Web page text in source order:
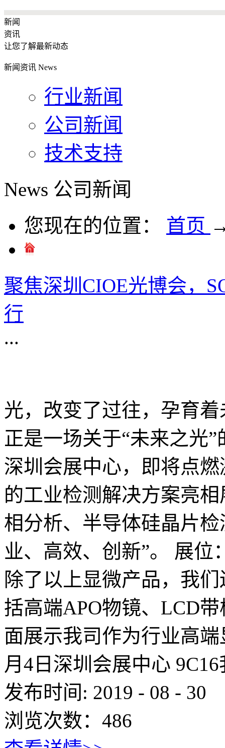
新闻
资讯
让您了解最新动态
新闻资讯 News
行业新闻
公司新闻
技术支持
News 公司新闻
您现在的位置：
首页
聚焦深圳CIOE光博会，
行
...
光，改变了过往，孕育
正是一场关于“未来之光
深圳会展中心，即将点
的工业检测解决方案亮
相分析、半导体硅晶片
业、高效、创新”。 展位
除了以上显微产品，我
括高端APO物镜、LCD
面展示我司作为行业高
月4日深圳会展中心
发布时间: 2019 - 08 - 30
浏览次数： 486